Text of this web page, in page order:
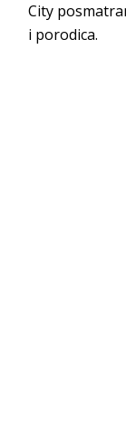
City
i porodica.